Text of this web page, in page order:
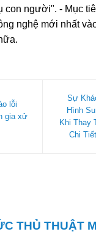
con người". - Mục
nghệ mới nhất
lỗi
gia xử
Sự
Hình
Khi Thay
Chi
THỦ THUẬT